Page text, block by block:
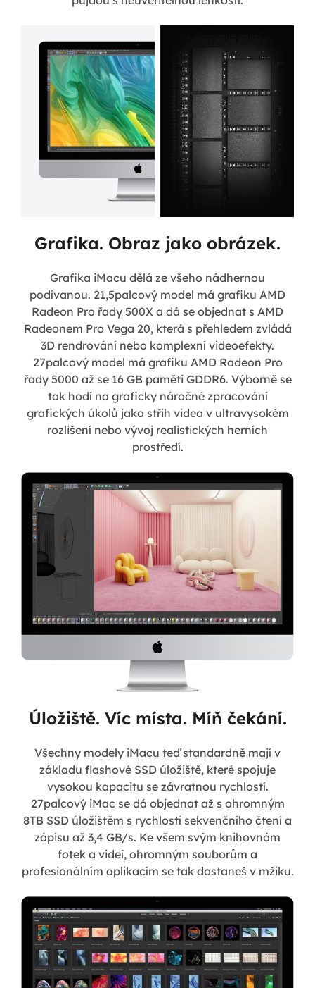
Grafika. Obraz jako obrázek.
Grafika iMacu dělá ze všeho nádhernou
podívanou. 21,5palcový model má grafiku AMD
Radeon Pro řady 500X a dá se objednat s AMD
Radeonem Pro Vega 20, která s přehledem zvládá
3D rendrování nebo komplexní videoefekty.
27palcový model má grafiku AMD Radeon Pro
řady 5000 až se 16 GB paměti GDDR6. Výborně se
tak hodí na graficky náročné zpracování
grafických úkolů jako střih videa v ultravysokém
rozlišení nebo vývoj realistických herních
prostředí.
Úložiště. Víc místa. Míň čekání.
Všechny modely iMacu teď standardně mají v
základu flashové SSD úložiště, které spojuje
vysokou kapacitu se závratnou rychlostí.
27palcový iMac se dá objednat až s ohromným
8TB SSD úložištěm s rychlostí sekvenčního čtení a
zápisu až 3,4 GB/s. Ke všem svým knihovnám
fotek a videí, ohromným souborům a
profesionálním aplikacím se tak dostaneš v mžiku.